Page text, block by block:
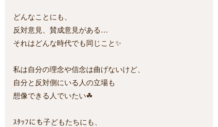
どんなことにも、
反対意見、賛成意見がある…
それはどんな時代でも同じこと✨
私は自分の理念や信念は曲げないけど、
自分と反対側にいる人の立場も
想像できる人でいたい☘
ｽﾀｯﾌにも子どもたちにも、